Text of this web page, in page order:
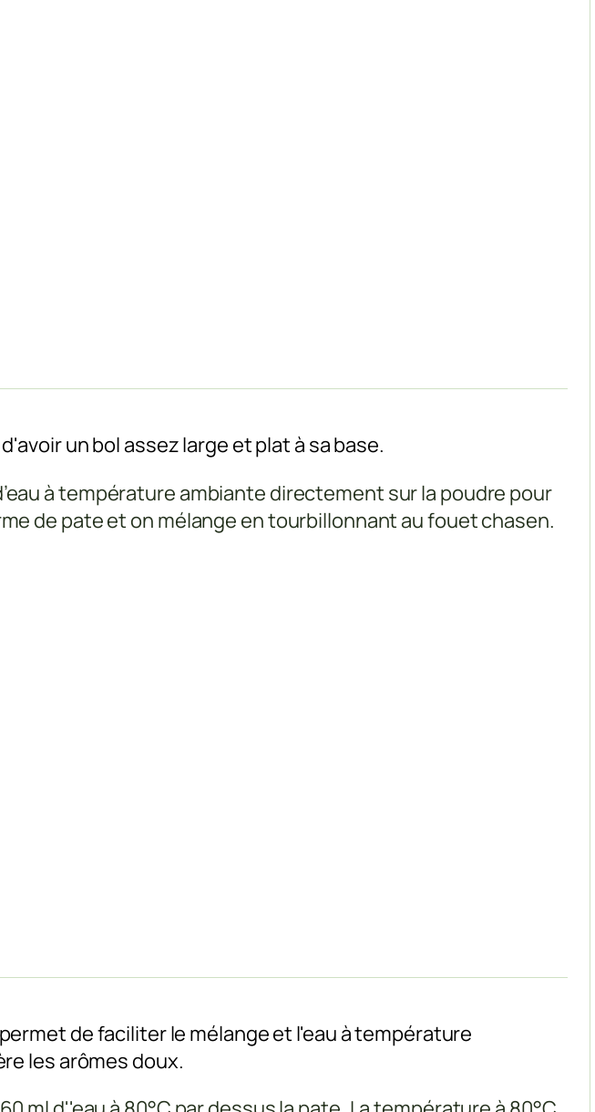
un bol assez large et plat à sa base.
à température ambiante directement sur la poudre pour
de pate et on mélange en tourbillonnant au fouet chasen.
de faciliter le mélange et l'eau à température
les arômes doux.